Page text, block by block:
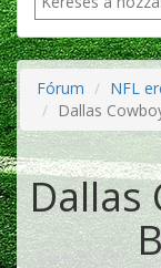
Fórum
NFL
Dallas
Dallas